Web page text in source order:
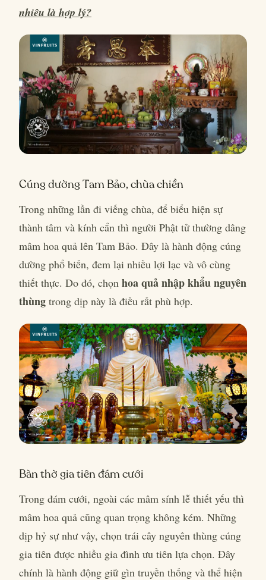
nhiêu là hợp lý?
Cúng dường Tam Bảo, chùa chiền
Trong những lần đi viếng chùa, để biểu hiện sự
thành tâm và kính cẩn thì người Phật tử thường dâng
mâm hoa quả lên Tam Bảo. Đây là hành động cúng
dường phổ biến, đem lại nhiều lợi lạc và vô cùng
thiết thực. Do đó, chọn hoa quả nhập khẩu nguyên
thùng trong dịp này là điều rất phù hợp.
Bàn thờ gia tiên đám cưới
Trong đám cưới, ngoài các mâm sính lễ thiết yếu thì
mâm hoa quả cũng quan trọng không kém. Những
dịp hỷ sự như vậy, chọn trái cây nguyên thùng cúng
gia tiên được nhiều gia đình ưu tiên lựa chọn. Đây
chính là hành động giữ gìn truyền thống và thể hiện